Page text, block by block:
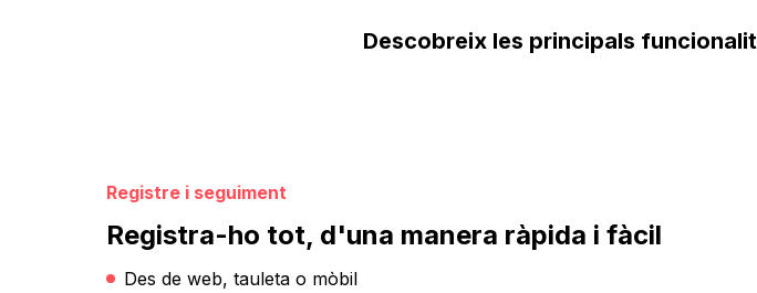
Descobreix les principals
Registre i seguiment
Registra-ho tot, d'una manera ràpida i fàcil
Des de web, tauleta o mòbil